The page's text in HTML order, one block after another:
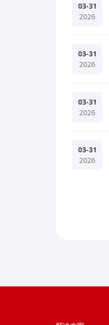
03-31
2026
03-31
2026
03-31
2026
03-31
2026